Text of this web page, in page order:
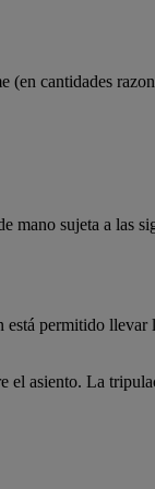
cantidades
mano sujeta a las
permitido
asiento. La